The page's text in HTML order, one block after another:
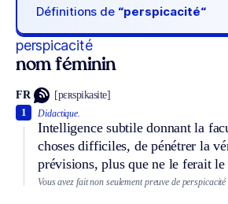
Définitions de “perspicacité“
perspicacité
nom féminin
FR [pɛʀspikasite]
Didactique.
Intelligence subtile donnant la
choses difficiles, de pénétrer la
prévisions, plus que ne le ferait
1
Vous avez fait non seulement preuve de